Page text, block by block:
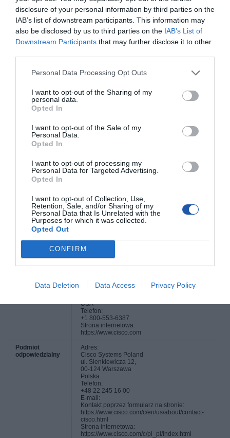
disclosure of your personal information by third parties on the
IAB’s list of downstream participants. This information may
also be disclosed by us to third parties on the IAB’s List of
Downstream Participants that may further disclose it to other
Personal Data Processing Opt Outs
I want to opt-out of the Sharing of my
personal data.
Opted In
I want to opt-out of the Sale of my
Personal Data.
Opted In
I want to opt-out of processing my
Personal Data for Targeted Advertising.
Opted In
I want to opt-out of Collection, Use,
Retention, Sale, and/or Sharing of my
Personal Data that Is Unrelated with the
Purposes for which it was collected.
Opted Out
CONFIRM
Data Deletion Data Access Privacy Policy
Bez napędu optycznego
Monitor
Typ monitora Brak
Sterownik grafiki
Procesor
Matrox G200e
Pamięć video 8 MB
Rozszerzenie / połączenie
Wnęki
2 (całkowity) / 2 (wolna) x wymiana podczas
Różne
Zgodność z
normami
ACPI 4.0
konfiguracji oraz zmian występujących w procesie produkcyjnym.
INFORMACJE HANDLOWE
Kod producenta UCSB-B200-M6-U
producenta
Cisco Systems, Inc.
170 West Tasman Drive
USA
Telefon:
+1 800-553-6387
Strona internetowa:
https://www.cisco.com
Podmiot
odpowiedzialny
Adres:
Cisco Systems Poland
ul. Sienkiewicza 12,
00-124 Warszawa
Polska
Telefon:
+48 22 245 16 00
E-mail:
Kontakt poprzez formularz na stronie:
https://www.cisco.com/c/en/us/about/contact-
cisco.html
Strona internetowa:
https://www.cisco.com/c/pl_pl/index.html